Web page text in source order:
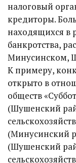
налоговый
кредиторы.
находящихся в
банкротства,
Минусинском,
К примеру,
открыто в
обществ
(Шушенский
(Минусинский
(Шушенский